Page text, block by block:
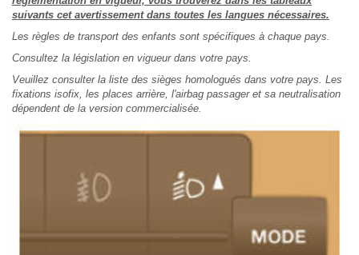
suivants cet avertissement dans toutes les langues nécessaires.
Les règles de transport des enfants sont spécifiques à chaque pays.
Consultez la législation en vigueur dans votre pays.
Veuillez consulter la liste des sièges homologués dans votre pays. Les
fixations isofix, les places arrière, l'airbag passager et sa neutralisation
dépendent de la version commercialisée.